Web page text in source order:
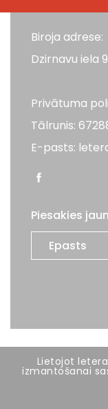
Biroja adrese:
Dzirnavu iela
Privātuma
Tālrunis:
E-pasts:
Piesakies
Visas tiesības
Mājas lapas
Lietojot
izmantošanai